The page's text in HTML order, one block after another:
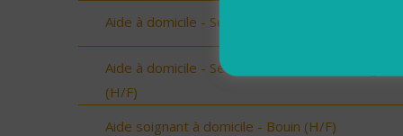
Aide à domicile - Secteur les Olonnes (H/F)
Aide à domicile - Secteur Terres de Montaigu
(H/F)
Aide soignant à domicile - Bouin (H/F)